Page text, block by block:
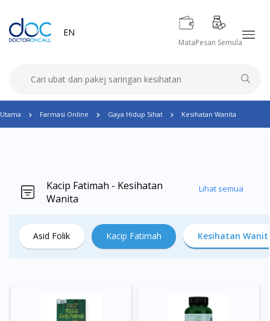
EN
MataPesan Semula
Utama Farmasi Online Gaya Hidup Sihat Kesihatan Wanita
Kacip Fatimah - Kesihatan
Wanita
Lihat semua
Asid Folik Kacip Fatimah Kesihatan